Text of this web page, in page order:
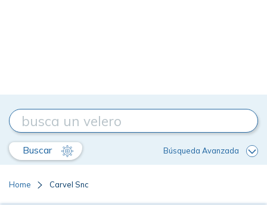
Buscar Búsqueda Avanzada
Home Carvel Snc